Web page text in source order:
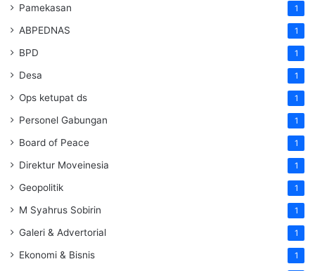
Pamekasan 1
ABPEDNAS 1
BPD 1
Desa 1
Ops ketupat ds 1
Personel Gabungan 1
Board of Peace 1
Direktur Moveinesia 1
Geopolitik 1
M Syahrus Sobirin 1
Galeri & Advertorial 1
Ekonomi & Bisnis 1